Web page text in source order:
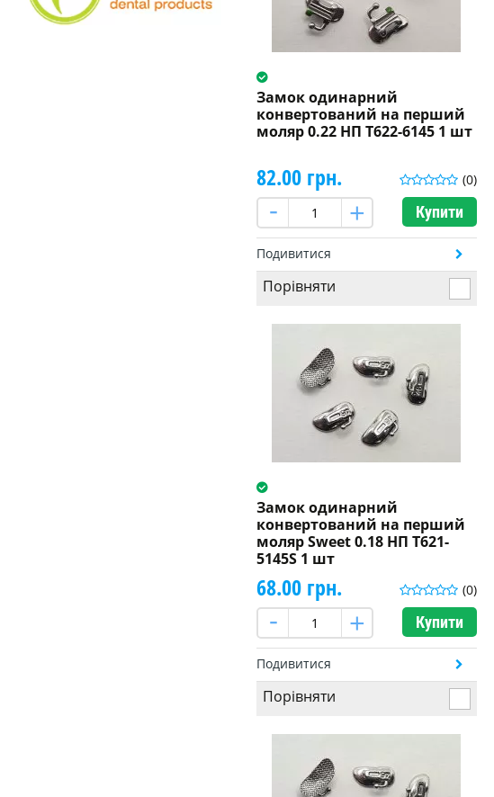
Замок одинарний
конвертований на перший
моляр 0.22 НП T622-6145 1 шт
(0)
82.00 грн.
Купити
Подивитися
Порівняти
Замок одинарний
конвертований на перший
моляр Sweet 0.18 НП T621-
5145S 1 шт
(0)
68.00 грн.
Купити
Подивитися
Порівняти